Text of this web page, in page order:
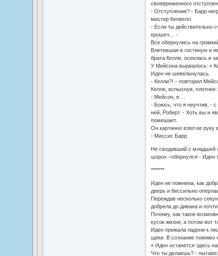
своевременного
- Отступление? - Барр
мистер Кепвелл.
- Если ты действительно
крошеч… -
Все обернулись на
Влетевшая в гостиную и
брата Келли, осеклась и
У Мейсона вырвалось: «
Иден не шевельнулась.
- Келли?! – повторил
Келли, вспыхнув, плотнее
- Мейсон, я ...
- Боюсь, что я неучтив, -
ней, Роберт. - Хоть вы и
помешает.
Он картинно взял ее руку
- Миссис Барр.
Не сводивший с младшей
шорох –обернулся - Иден
*******
Иден не помнила, как
дверь и бессильно
Переждав несколько
добрела до дивана и
Почему, как такое
кусок жизни, а потом вот
Иден прижала ладони к
щеки. В сознание помимо
« Иден останется здесь
Что ты делаешь? -